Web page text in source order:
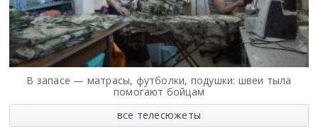
В запасе — матрасы, футболки, подушки: швеи тыла
помогают бойцам
все телесюжеты